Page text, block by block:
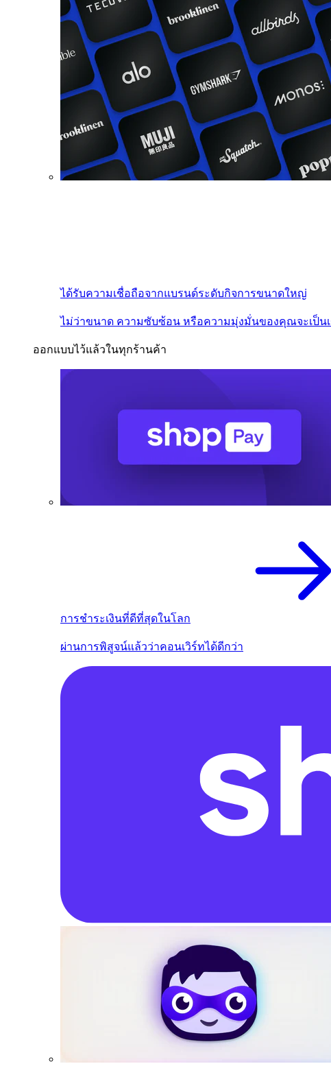
ได้รับความเชื่อถือจากแบรนด์ระดับกิจการขนาดใหญ่
ไม่ว่าขนาด ความซับซ้อน หรือความมุ่งมั่นของคุณจะเป็น
ออกแบบไว้แล้วในทุกร้านค้า
การชำระเงินที่ดีที่สุดในโลก
ผ่านการพิสูจน์แล้วว่าคอนเวิร์ทได้ดีกว่า